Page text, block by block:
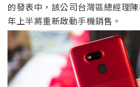
的發表中，該公司台灣區總經理
年上半將重新啟動手機銷售。